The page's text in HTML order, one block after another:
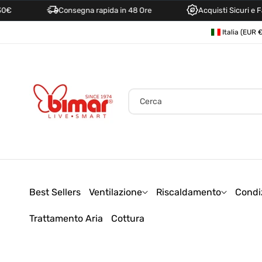
DirettamenteConsegna rapida in 48 Ore Acquisti Sicuri e Facili
P
r
a
Italia
Cerca
Best Sellers Ventilazione Riscaldamento
Trattamento Aria Cottura